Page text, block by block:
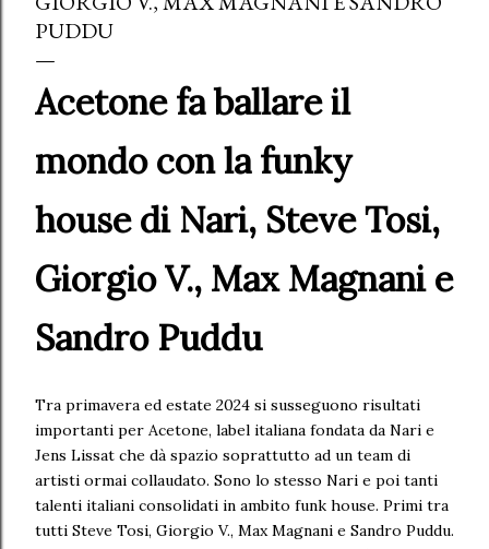
PUDDU
Acetone fa ballare il
mondo con la funky
house di Nari, Steve Tosi,
Giorgio V., Max Magnani e
Sandro Puddu
Tra primavera ed estate 2024 si susseguono risultati
importanti per Acetone, label italiana fondata da Nari e
Jens Lissat che dà spazio soprattutto ad un team di
artisti ormai collaudato. Sono lo stesso Nari e poi tanti
talenti italiani consolidati in ambito funk house. Primi tra
tutti Steve Tosi, Giorgio V., Max Magnani e Sandro Puddu.